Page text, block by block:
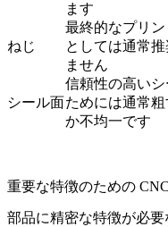
ます
ねじ
最終的なプリン
としては通常
ません
シール面
信頼性の高い
ためには通常粗
か不均一です
重要な特徴のための
部品に精密な特徴が必